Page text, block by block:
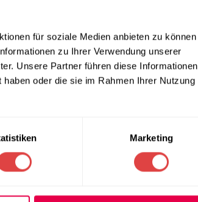
für soziale Medien anbieten zu können
zu Ihrer Verwendung unserer
Unsere Partner führen diese Informationen
oder die sie im Rahmen Ihrer Nutzung
Marketing
und erfüllt strengste
Zur weiteren Ausstattung
Tür, um Ihre Waren